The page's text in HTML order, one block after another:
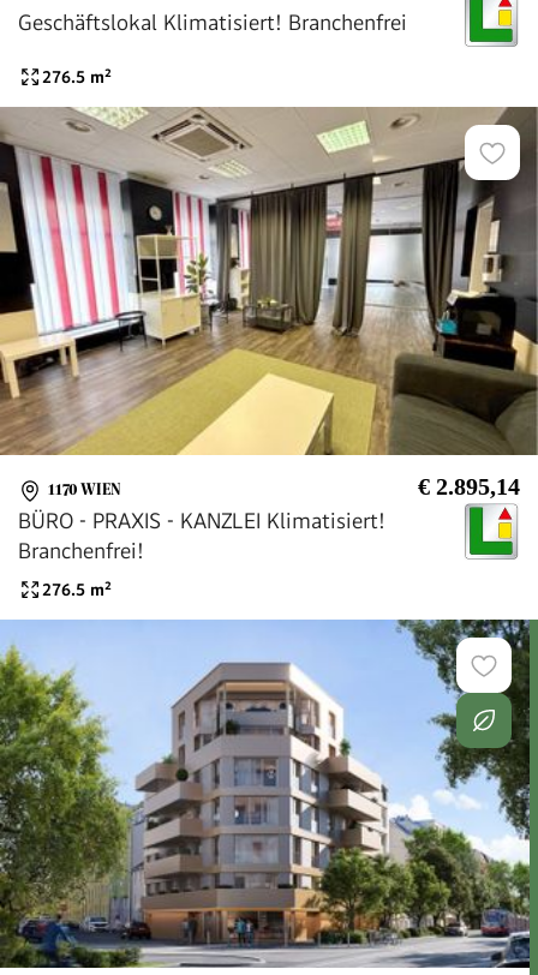
Geschäftslokal Klimatisiert! Branchenfrei
276.5 m²
1170 WIEN € 2.895,14
BÜRO - PRAXIS - KANZLEI Klimatisiert!
Branchenfrei!
276.5 m²